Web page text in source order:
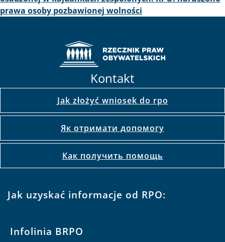
prawa osoby pozbawionej wolności
Kontakt
Jak złożyć wniosek do rpo
Як отримати допомогу
Как получить помощь
Jak uzyskać informacje od RPO:
Infolinia BRPO